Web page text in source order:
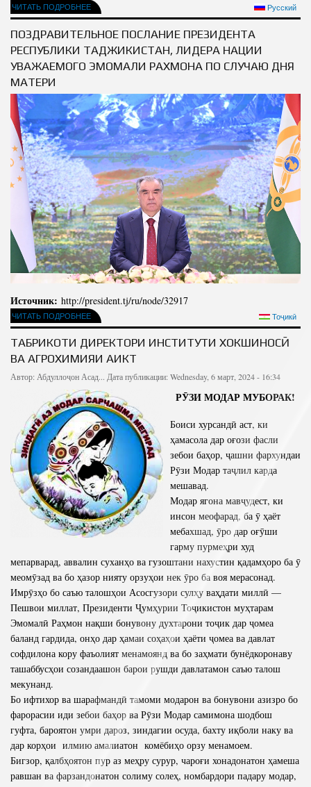
ЧИТАТЬ ПОДРОБНЕЕ Русский
ПОЗДРАВИТЕЛЬНОЕ ПОСЛАНИЕ ПРЕЗИДЕНТА
РЕСПУБЛИКИ ТАДЖИКИСТАН, ЛИДЕРА НАЦИИ
УВАЖАЕМОГО ЭМОМАЛИ РАХМОНА ПО СЛУЧАЮ ДНЯ
МАТЕРИ
Источник: http://president.tj/ru/node/32917
ЧИТАТЬ ПОДРОБНЕЕ Тоҷикӣ
ТАБРИКОТИ ДИРЕКТОРИ ИНСТИТУТИ ХОКШИНОСӢ
ВА АГРОХИМИЯИ АИКТ
Автор: Абдуллоҷон Асад... Дата публикации: Wednesday, 6 март, 2024 - 16:34
РӮЗИ МОДАР МУБОРАК!
Боиси хурсандӣ аст, ки
ҳамасола дар оғози фасли
зебои баҳор, ҷашни фархундаи
Рӯзи Модар таҷлил карда
мешавад.
Модар ягона мавҷудест, ки
инсон меофарад, ба ӯ ҳаёт
мебахшад, ӯро дар оғӯши
гарму пурмеҳри худ
мепарварад, аввалин суханҳо ва гузоштани нахустин қадамҳоро ба ӯ
меомӯзад ва бо ҳазор нияту орзуҳои нек ӯро ба воя мерасонад.
Имрӯзҳо бо саъю талошҳои Асосгузори сулҳу ваҳдати миллӣ —
Пешвои миллат, Президенти Ҷумҳурии Тоҷикистон муҳтарам
Эмомалӣ Раҳмон нақши бонувону духтарони тоҷик дар ҷомеа
баланд гардида, онҳо дар ҳамаи соҳаҳои ҳаёти ҷомеа ва давлат
софдилона кору фаъолият менамоянд ва бо заҳмати бунёдкоронаву
ташаббусҳои созандаашон барои рушди давлатамон саъю талош
мекунанд.
Бо ифтихор ва шарафмандӣ тамоми модарон ва бонувони азизро бо
фарорасии иди зебои баҳор ва Рӯзи Модар самимона шодбош
гуфта, бароятон умри дароз, зиндагии осуда, бахту иқболи наку ва
дар корҳои илмию амалиатон комёбиҳо орзу менамоем.
Бигзор, қалбҳоятон пур аз меҳру сурур, чароғи хонадонатон ҳамеша
равшан ва фарзандонатон солиму солеҳ, номбардори падару модар,